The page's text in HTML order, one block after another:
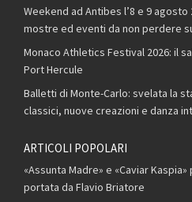
Weekend ad Antibes l’8 e 9
mostre ed eventi da non perdere
Monaco Athletics Festival 2026: il
Port Hercule
Balletti di Monte-Carlo: svelata la
classici, nuove creazioni e danza
ARTICOLI POPOLARI
«Assunta Madre» e «Caviar
portata da Flavio Briatore